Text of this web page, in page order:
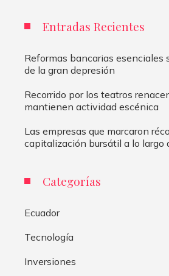
Entradas Recientes
Reformas bancarias esenciales
de la gran depresión
Recorrido por los teatros
mantienen actividad escénica
Las empresas que marcaron
capitalización bursátil a lo largo
Categorías
Ecuador
Tecnología
Inversiones